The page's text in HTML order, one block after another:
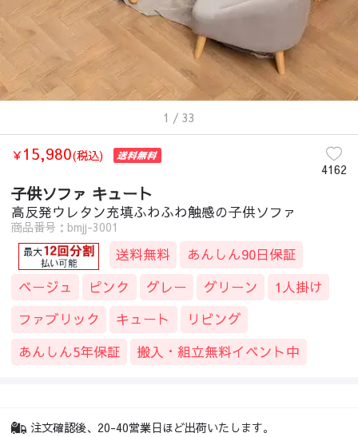
1 / 33
￥15,980(税込)
4162
子供ソファ キュート
高反発ウレタン充填ふわふわ触感の子供ソファ
商品番号：bmjj-3001
送料無料
あんしん90日保証
ベージュ
ピンク グレー グリーン
1人掛け
ファブリック
キュート
リビング
あんしん5年保証
搬入・組立無料イベント中
注文確認後、20-40営業日ほど出荷いたします。